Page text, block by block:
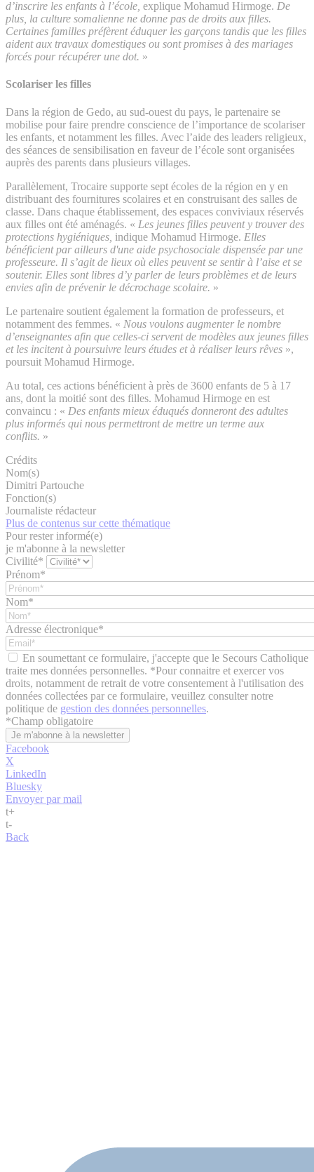
d’inscrire les enfants à l’école, explique Mohamud Hirmoge. De
plus, la culture somalienne ne donne pas de droits aux filles.
Certaines familles préfèrent éduquer les garçons tandis que les filles
aident aux travaux domestiques ou sont promises à des mariages
forcés pour récupérer une dot. »
Scolariser les filles
Dans la région de Gedo, au sud-ouest du pays, le partenaire se
mobilise pour faire prendre conscience de l’importance de scolariser
les enfants, et notamment les filles. Avec l’aide des leaders religieux,
des séances de sensibilisation en faveur de l’école sont organisées
auprès des parents dans plusieurs villages.
Parallèlement, Trocaire supporte sept écoles de la région en y en
distribuant des fournitures scolaires et en construisant des salles de
classe. Dans chaque établissement, des espaces conviviaux réservés
aux filles ont été aménagés. « Les jeunes filles peuvent y trouver des
protections hygiéniques, indique Mohamud Hirmoge. Elles
bénéficient par ailleurs d'une aide psychosociale dispensée par une
professeure. Il s’agit de lieux où elles peuvent se sentir à l’aise et se
soutenir. Elles sont libres d’y parler de leurs problèmes et de leurs
envies afin de prévenir le décrochage scolaire. »
Le partenaire soutient également la formation de professeurs, et
notamment des femmes. « Nous voulons augmenter le nombre
d’enseignantes afin que celles-ci servent de modèles aux jeunes filles
et les incitent à poursuivre leurs études et à réaliser leurs rêves »,
poursuit Mohamud Hirmoge.
Au total, ces actions bénéficient à près de 3600 enfants de 5 à 17
ans, dont la moitié sont des filles. Mohamud Hirmoge en est
convaincu : « Des enfants mieux éduqués donneront des adultes
plus informés qui nous permettront de mettre un terme aux
conflits. »
Crédits
Nom(s)
Dimitri Partouche
Fonction(s)
Journaliste rédacteur
Plus de contenus sur cette thématique
Pour rester informé(e)
je m'abonne à la newsletter
Civilité*
Prénom*
Nom*
Adresse électronique*
En soumettant ce formulaire, j'accepte que le Secours Catholique
traite mes données personnelles. *Pour connaitre et exercer vos
droits, notamment de retrait de votre consentement à l'utilisation des
données collectées par ce formulaire, veuillez consulter notre
politique de gestion des données personnelles.
*Champ obligatoire
Facebook
X
LinkedIn
Bluesky
Envoyer par mail
t+
t-
Back